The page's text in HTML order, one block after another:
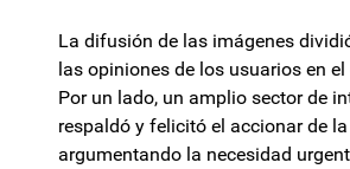
La difusión de las imágenes
las opiniones de los usuarios en
Por un lado, un amplio sector de
respaldó y felicitó el accionar de
argumentando la necesidad